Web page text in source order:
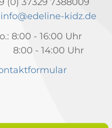
info@edeline-kidz.de
8:00 - 16:00 Uhr
- 14:00 Uhr